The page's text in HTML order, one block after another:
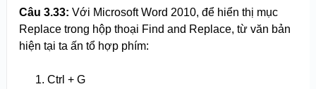
Câu 3.33: Với Microsoft Word 2010, để hiển thị mục
Replace trong hộp thoại Find and Replace, từ văn bản
hiện tại ta ấn tổ hợp phím:
Ctrl + G